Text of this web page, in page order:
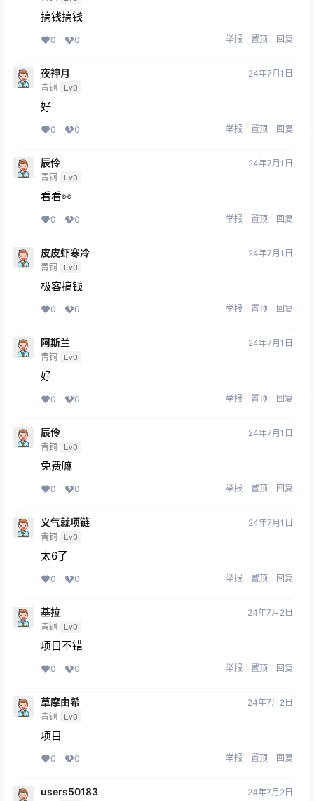
搞钱搞钱
0 0 举报 置顶 回复
夜神月
青铜 Lv0
24年7月1日
好
0 0 举报 置顶 回复
辰伶
青铜 Lv0
24年7月1日
看看👀
0 0 举报 置顶 回复
皮皮虾寒冷
青铜 Lv0
24年7月1日
极客搞钱
0 0 举报 置顶 回复
阿斯兰
青铜 Lv0
24年7月1日
好
0 0 举报 置顶 回复
辰伶
青铜 Lv0
24年7月1日
免费嘛
0 0 举报 置顶 回复
义气就项链
青铜 Lv0
24年7月1日
太6了
0 0 举报 置顶 回复
基拉
青铜 Lv0
24年7月2日
项目不错
0 0 举报 置顶 回复
草摩由希
青铜 Lv0
24年7月2日
项目
0 0 举报 置顶 回复
users50183 24年7月2日